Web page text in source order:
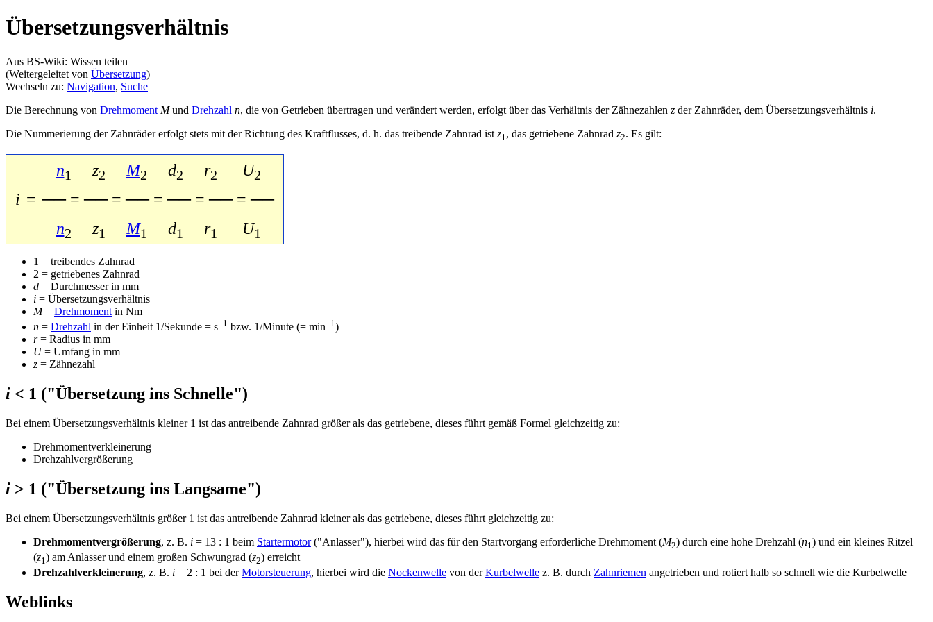
Übersetzungsverhältnis
Aus BS-Wiki: Wissen teilen
(Weitergeleitet von Übersetzung)
Wechseln zu: Navigation, Suche
Die Berechnung von Drehmoment Mund Drehzahl n, die von Getrieben übertragen und verändert werden, erfolgt über das Verhältnis der Zähnezahlen z der Zahnräder, dem Übersetzungsverhältnis i.
Die Nummerierung der Zahnräder erfolgt stets mit der Richtung des Kraftflusses, d. h. das treibende Zahnrad ist z1, das getriebene Zahnrad z2. Es gilt:
n1 z2 M2 d2 r2 U2
i = ──=──=──=──=──=──
n2 z1 M1 d1 r1 U1
1 = treibendes Zahnrad
2 = getriebenes Zahnrad
d = Durchmesser in mm
i = Übersetzungsverhältnis
M= Drehmoment in Nm
n = Drehzahl in der Einheit 1/Sekunde = s−1 bzw. 1/Minute (= min−1)
r= Radius in mm
U= Umfang in mm
z = Zähnezahl
i < 1 ("Übersetzung ins Schnelle")
Bei einem Übersetzungsverhältnis kleiner 1 ist das antreibende Zahnrad größer als das getriebene, dieses führt gemäß Formel gleichzeitig zu:
Drehmomentverkleinerung
Drehzahlvergrößerung
i > 1 ("Übersetzung ins Langsame")
Bei einem Übersetzungsverhältnis größer 1 ist das antreibende Zahnrad kleiner als das getriebene, dieses führt gleichzeitig zu:
Drehmomentvergrößerung, z. B. i = 13 : 1 beim Startermotor("Anlasser"), hierbei wird das für den Startvorgang erforderliche Drehmoment (M2) durch eine hohe Drehzahl (n1) und ein kleines Ritzel
(z1) am Anlasser und einem großen Schwungrad (z2) erreicht
Drehzahlverkleinerung, z. B. i = 2 : 1 bei derMotorsteuerung, hierbei wird die Nockenwelle von derKurbelwelle z. B. durch Zahnriemen angetrieben und rotiert halb so schnell wie die Kurbelwelle
Weblinks